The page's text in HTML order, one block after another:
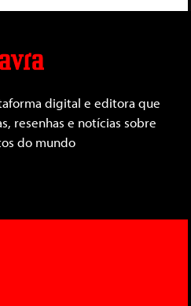
digital e editora que
resenhas e notícias sobre
do mundo